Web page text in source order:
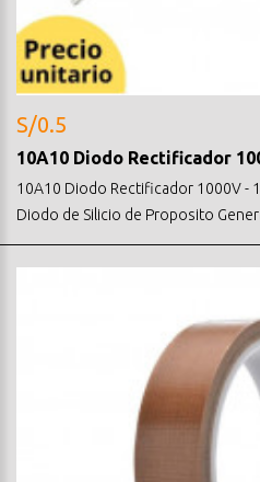
S/0.5
10A10 Diodo Rectificador
10A10 Diodo Rectificador 1000V -
Diodo de Silicio de Proposito